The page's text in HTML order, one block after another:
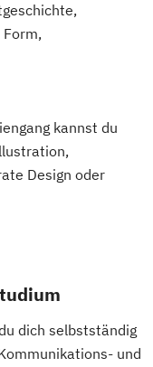
kannst du
Design oder
dich selbstständig
und